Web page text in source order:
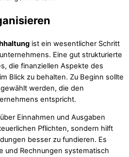
ist ein wesentlicher Schritt
Eine gut strukturierte
die finanziellen Aspekte des
Blick zu behalten. Zu Beginn sollte
werden, die den
entspricht.
Einnahmen und Ausgaben
Pflichten, sondern hilft
besser zu fundieren. Es
und Rechnungen systematisch